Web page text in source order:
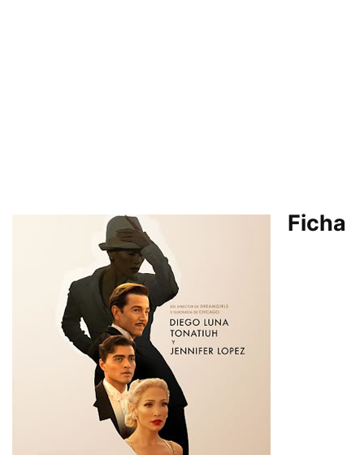
Ficha